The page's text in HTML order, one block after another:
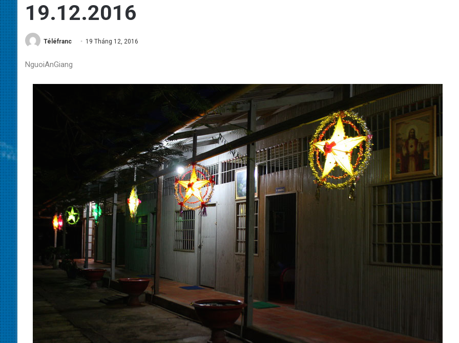
19.12.2016
Téléfranc 19 Tháng 12, 2016
NguoiAnGiang